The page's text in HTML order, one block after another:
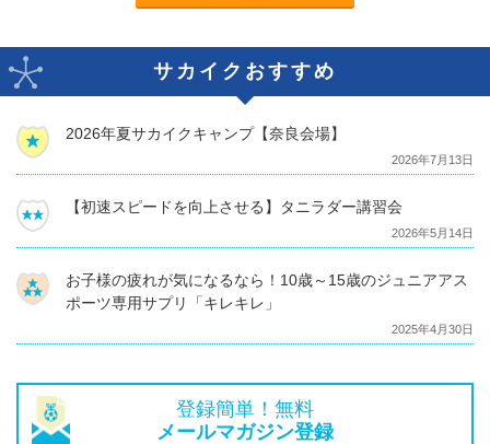
サカイクおすすめ
2026年夏サカイクキャンプ【奈良会場】
2026年7月13日
【初速スピードを向上させる】タニラダー講習会
2026年5月14日
お子様の疲れが気になるなら！10歳～15歳のジュニアアス
ポーツ専用サプリ「キレキレ」
2025年4月30日
登録簡単！無料
メールマガジン登録